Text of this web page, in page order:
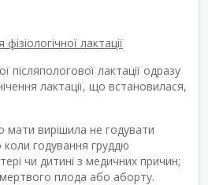
лактації
післяпологової лактації одразу
лактації, що встановилася,
мати вирішила не годувати
годування груддю
чи дитині з медичних причин;
плода або аборту.